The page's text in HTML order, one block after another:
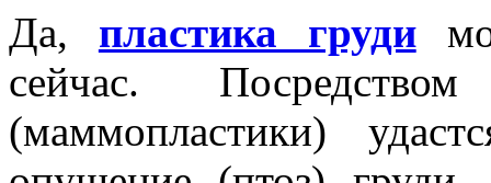
Да, пластика груди
сейчас.
(маммопластики)